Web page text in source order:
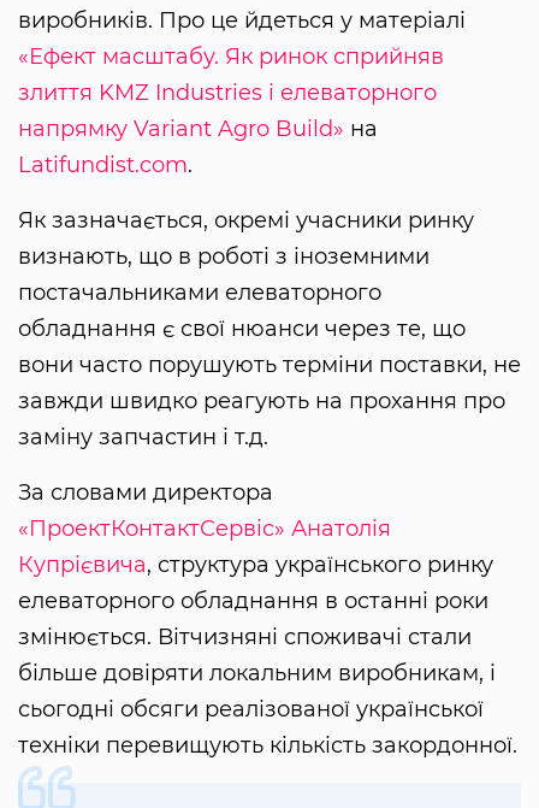
виробників. Про це йдеться у матеріалі
«Ефект масштабу. Як ринок сприйняв
злиття KMZ Industries і елеваторного
напрямку Variant Agro Build» на
Latifundist.com.
Як зазначається, окремі учасники ринку
визнають, що в роботі з іноземними
постачальниками елеваторного
обладнання є свої нюанси через те, що
вони часто порушують терміни поставки, не
завжди швидко реагують на прохання про
заміну запчастин і т.д.
За словами директора
«ПроектКонтактСервіс» Анатолія
Купрієвича, структура українського ринку
елеваторного обладнання в останні роки
змінюється. Вітчизняні споживачі стали
більше довіряти локальним виробникам, і
сьогодні обсяги реалізованої української
техніки перевищують кількість закордонної.